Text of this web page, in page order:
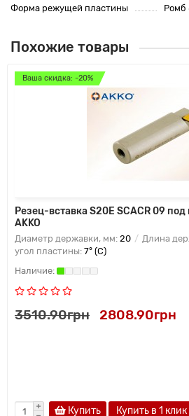
Форма режущей пластины
Ромб
Похожие товары
Ваша скидка: -20%
Резец-вставка S20E SCACR 09
AKKO
Диаметр державки, мм: 20 Длина
угол пластины: 7° (C)
3510.90грн 2808.90грн
Купить Купить в 1 клик